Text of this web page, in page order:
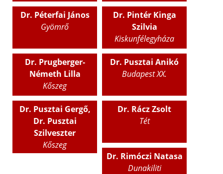
Dr. Péterfai János
Gyömrő
Dr. Pintér Kinga
Szilvia
Kiskunfélegyháza
Dr. Prugberger-
Németh Lilla
Kőszeg
Dr. Pusztai Anikó
Budapest XX.
Dr. Pusztai Gergő,
Dr. Pusztai
Szilveszter
Kőszeg
Dr. Rácz Zsolt
Tét
Dr. Rimóczi Natasa
Dunakiliti